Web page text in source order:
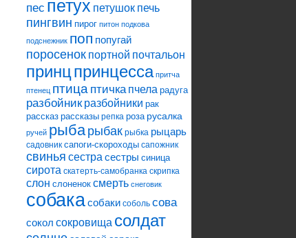
пес петух петушок печь
пингвин пирог питон подкова
подснежник поп попугай
поросенок портной почтальон
принцпринцесса притча
птенец птица птичка пчела радуга
разбойник разбойники рак
рассказ рассказы репка роза русалка
ручей рыбарыбак рыбка рыцарь
садовник сапоги-скороходы сапожник
свинья сестра сестры синица
сирота скатерть-самобранка скрипка
слон слоненок смерть снеговик
собакасобаки соболь сова
сокол сокровища солдат